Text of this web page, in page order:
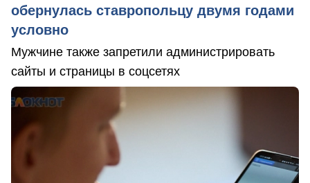
обернулась ставропольцу двумя годами
условно
Мужчине также запретили администрировать
сайты и страницы в соцсетях